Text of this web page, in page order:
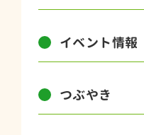
イベント情報
つぶやき